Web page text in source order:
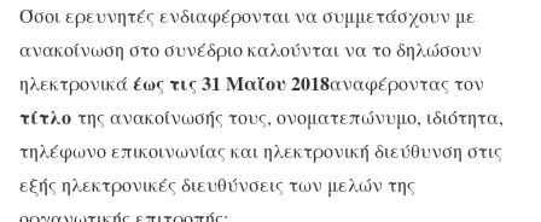
Όσοι ερευνητές ενδιαφέρονται να συμμετάσχουν με
ανακοίνωση στο συνέδριο καλούνται να το δηλώσουν
ηλεκτρονικάέως τις 31 Μαΐου 2018αναφέροντας τον
τίτλο της ανακοίνωσής τους, ονοματεπώνυμο, ιδιότητα,
τηλέφωνο επικοινωνίας και ηλεκτρονική διεύθυνση στις
εξής ηλεκτρονικές διευθύνσεις των μελών της